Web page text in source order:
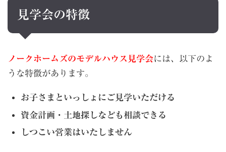
見学会の特徴
ノークホームズのモデルハウス見学会には、以下のよ
うな特徴があります。
お子さまといっしょにご見学いただける
資金計画・土地探しなども相談できる
しつこい営業はいたしません